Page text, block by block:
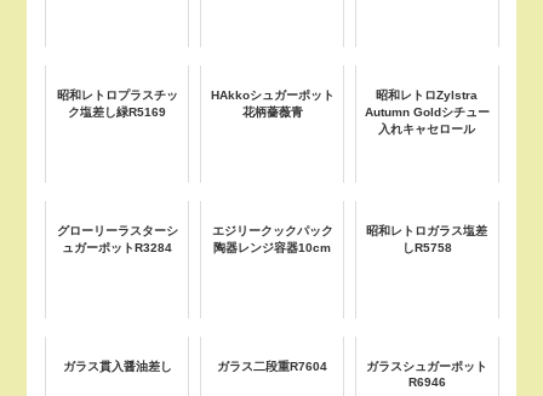
昭和レトロプラスチッ
ク塩差し緑R5169
HAkkoシュガーポット
花柄薔薇青
昭和レトロZylstra
Autumn Goldシチュー
入れキャセロール
グローリーラスターシ
ュガーポットR3284
エジリークックパック
陶器レンジ容器10cm
昭和レトロガラス塩差
しR5758
ガラス貫入醤油差し ガラス二段重R7604
ガラスシュガーポット
R6946